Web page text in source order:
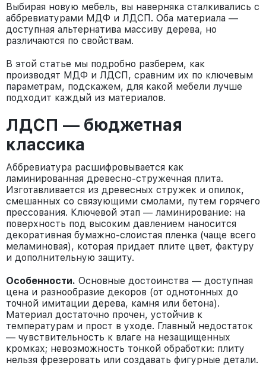
Выбирая новую мебель, вы наверняка сталкивались с
аббревиатурами МДФ и ЛДСП. Оба материала —
доступная альтернатива массиву дерева, но
различаются по свойствам.
В этой статье мы подробно разберем, как
производят МДФ и ЛДСП, сравним их по ключевым
параметрам, подскажем, для какой мебели лучше
подходит каждый из материалов.
ЛДСП — бюджетная
классика
Аббревиатура расшифровывается как
ламинированная древесно-стружечная плита.
Изготавливается из древесных стружек и опилок,
смешанных со связующими смолами, путем горячего
прессования. Ключевой этап — ламинирование: на
поверхность под высоким давлением наносится
декоративная бумажно-слоистая пленка (чаще всего
меламиновая), которая придает плите цвет, фактуру
и дополнительную защиту.
Особенности. Основные достоинства — доступная
цена и разнообразие декоров (от однотонных до
точной имитации дерева, камня или бетона).
Материал достаточно прочен, устойчив к
температурам и прост в уходе. Главный недостаток
— чувствительность к влаге на незащищенных
кромках; невозможность тонкой обработки: плиту
нельзя фрезеровать или создавать фигурные детали.